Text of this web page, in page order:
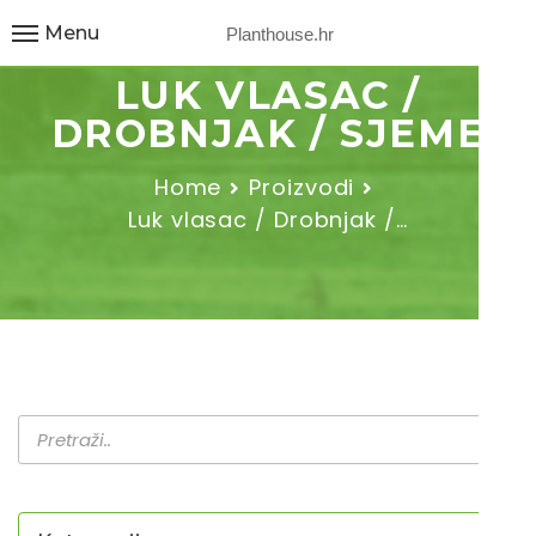
Planthouse.hr
Menu
LUK VLASAC /
DROBNJAK / SJEME
Home
Proizvodi
Luk vlasac / Drobnjak /…